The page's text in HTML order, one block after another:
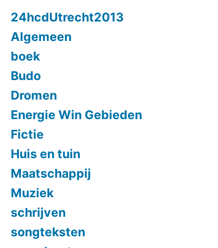
24hcdUtrecht2013
Algemeen
boek
Budo
Dromen
Energie Win Gebieden
Fictie
Huis en tuin
Maatschappij
Muziek
schrijven
songteksten